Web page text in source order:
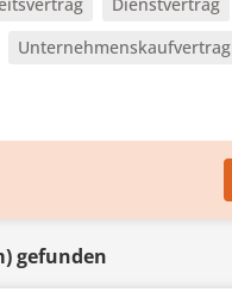
Unternehmenskaufvertrag
gefunden